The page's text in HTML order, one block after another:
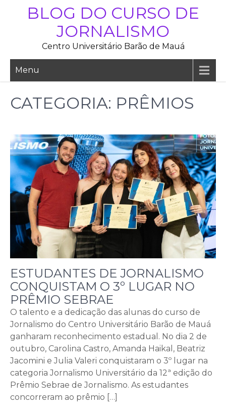
BLOG DO CURSO DE
JORNALISMO
Centro Universitário Barão de Mauá
Menu
CATEGORIA: PRÊMIOS
ESTUDANTES DE JORNALISMO
CONQUISTAM O 3º LUGAR NO
PRÊMIO SEBRAE
O talento e a dedicação das alunas do curso de
Jornalismo do Centro Universitário Barão de Mauá
ganharam reconhecimento estadual. No dia 2 de
outubro, Carolina Castro, Amanda Haikal, Beatriz
Jacomini e Julia Valeri conquistaram o 3º lugar na
categoria Jornalismo Universitário da 12ª edição do
Prêmio Sebrae de Jornalismo. As estudantes
concorreram ao prêmio […]